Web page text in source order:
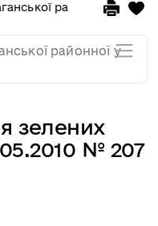
районної у місті
зелених
№ 207
районної у